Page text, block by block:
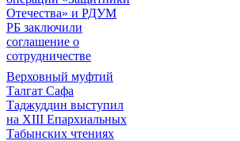
Отечества» и РДУМ
РБ заключили
соглашение о
сотрудничестве
Верховный муфтий
Талгат Сафа
Таджуддин выступил
на ХIII Епархиальных
Табынских чтениях